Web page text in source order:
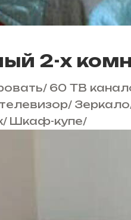
2-х
/ 60 ТВ
/ Зеркало
/ Шкаф-купе/